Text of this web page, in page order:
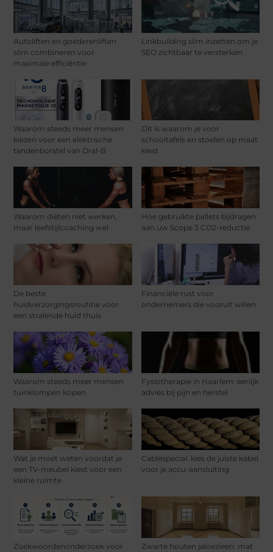
Autoliften en goederenliften
slim combineren voor
maximale efficiëntie
Linkbuilding slim inzetten om je
SEO zichtbaar te versterken
Waarom steeds meer mensen
kiezen voor een elektrische
tandenborstel van Oral-B
Dit is waarom je voor
schooltafels en stoelen op maat
kiest
Waarom diëten niet werken,
maar leefstijlcoaching wel
Hoe gebruikte pallets bijdragen
aan uw Scope 3 CO2-reductie
De beste
huidverzorgingsroutine voor
een stralende huid thuis
Financiële rust voor
ondernemers die vooruit willen
Waarom steeds meer mensen
tuinklompen kopen
Fysiotherapie in Haarlem: eerlijk
advies bij pijn en herstel
Wat je moet weten voordat je
een TV-meubel kiest voor een
kleine ruimte
Cablespecial: kies de juiste kabel
voor je accu-aansluiting
Zoekwoordenonderzoek voor
Zwarte houten jaloezieën: mat